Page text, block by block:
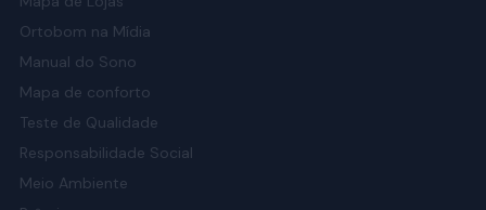
Ortobom na Mídia
Manual do Sono
Mapa de conforto
Teste de Qualidade
Responsabilidade Social
Meio Ambiente